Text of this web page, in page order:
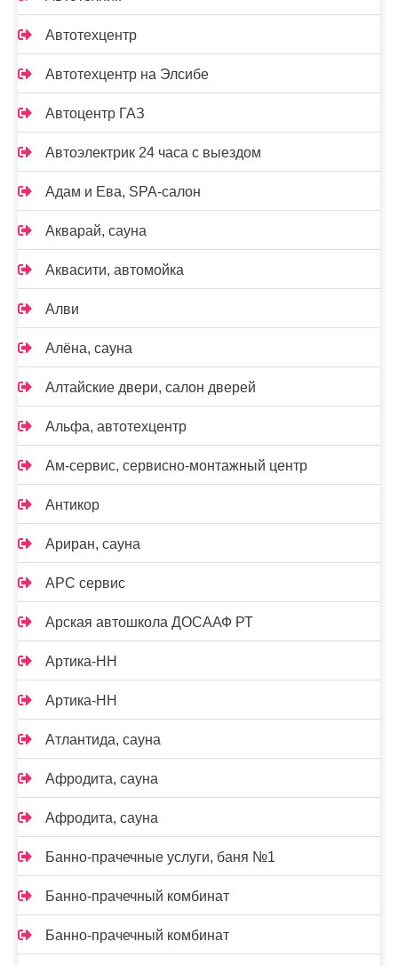
Автотехцентр
Автотехцентр на Элсибе
Автоцентр ГАЗ
Автоэлектрик 24 часа с выездом
Адам и Ева, SPA-салон
Акварай, сауна
Аквасити, автомойка
Алви
Алёна, сауна
Алтайские двери, салон дверей
Альфа, автотехцентр
Ам-сервис, сервисно-монтажный центр
Антикор
Ариран, сауна
АРС сервис
Арская автошкола ДОСААФ РТ
Артика-НН
Артика-НН
Атлантида, сауна
Афродита, сауна
Афродита, сауна
Банно-прачечные услуги, баня №1
Банно-прачечный комбинат
Банно-прачечный комбинат